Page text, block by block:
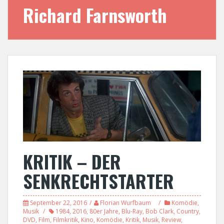
Richard Farnsworth
KRITIK – DER
SENKRECHTSTARTER
September 22, 2016 Florian Wurfbaum Komödie,
Musik
1984, 2016, 80er Jahre, Blu-Ray, Bob Clark, Country,
DVD, Film, Filmkritik, Kino, Komödie, Kritik, Musik, Review,